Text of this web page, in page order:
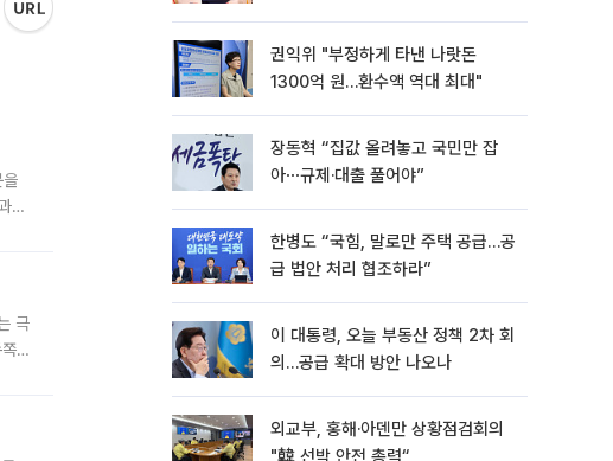
을
극
권익위 "부정하게 타낸 나랏돈
1300억 원…환수액 역대 최대"
장동혁 “집값 올려놓고 국민만 잡
아⋯규제·대출 풀어야”
한병도 “국힘, 말로만 주택 공급…공
급 법안 처리 협조하라”
이 대통령, 오늘 부동산 정책 2차 회
의…공급 확대 방안 나오나
외교부, 홍해·아덴만 상황점검회의
"韓 선박 안전 총력“